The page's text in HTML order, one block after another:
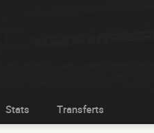
Stats Transferts